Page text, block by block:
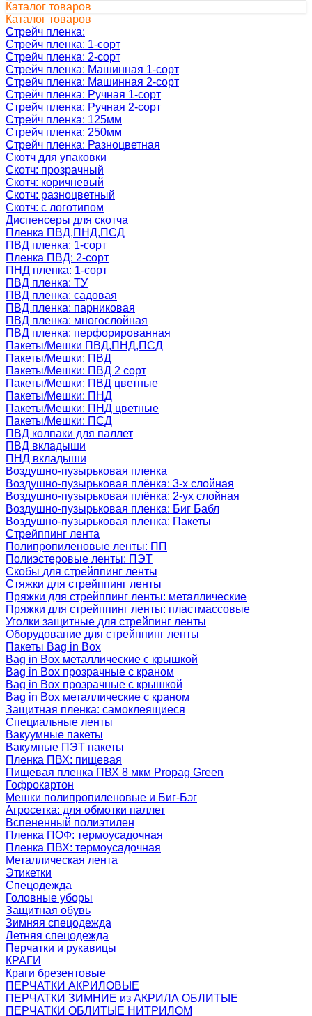
Каталог товаров
Каталог товаров
Стрейч пленка:
Стрейч пленка: 1-сорт
Стрейч пленка: 2-сорт
Стрейч пленка: Машинная 1-сорт
Стрейч пленка: Машинная 2-сорт
Стрейч пленка: Ручная 1-сорт
Стрейч пленка: Ручная 2-сорт
Стрейч пленка: 125мм
Стрейч пленка: 250мм
Стрейч пленка: Разноцветная
Скотч для упаковки
Скотч: прозрачный
Скотч: коричневый
Скотч: разноцветный
Скотч: с логотипом
Диспенсеры для скотча
Пленка ПВД,ПНД,ПСД
ПВД пленка: 1-сорт
Пленка ПВД: 2-сорт
ПНД пленка: 1-сорт
ПВД пленка: ТУ
ПВД пленка: садовая
ПВД пленка: парниковая
ПВД пленка: многослойная
ПВД пленка: перфорированная
Пакеты/Мешки ПВД,ПНД,ПСД
Пакеты/Мешки: ПВД
Пакеты/Мешки: ПВД 2 сорт
Пакеты/Мешки: ПВД цветные
Пакеты/Мешки: ПНД
Пакеты/Мешки: ПНД цветные
Пакеты/Мешки: ПСД
ПВД колпаки для паллет
ПВД вкладыши
ПНД вкладыши
Воздушно-пузырьковая пленка
Воздушно-пузырьковая плёнка: 3-х слойная
Воздушно-пузырьковая плёнка: 2-ух слойная
Воздушно-пузырьковая пленка: Биг Бабл
Воздушно-пузырьковая пленка: Пакеты
Стрейппинг лента
Полипропиленовые ленты: ПП
Полиэстеровые ленты: ПЭТ
Скобы для стрейппинг ленты
Стяжки для стрейппинг ленты
Пряжки для стрейппинг ленты: металлические
Пряжки для стрейппинг ленты: пластмассовые
Уголки защитные для стрейпинг ленты
Оборудование для стрейппинг ленты
Пакеты Bag in Box
Bag in Box металлические с крышкой
Bag in Box прозрачные с краном
Bag in Box прозрачные с крышкой
Bag in Box металлические с краном
Защитная пленка: самоклеящиеся
Специальные ленты
Вакуумные пакеты
Вакумные ПЭТ пакеты
Пленка ПВХ: пищевая
Пищевая пленка ПВХ 8 мкм Propag Green
Гофрокартон
Мешки полипропиленовые и Биг-Бэг
Агросетка: для обмотки паллет
Вспененный полиэтилен
Пленка ПОФ: термоусадочная
Пленка ПВХ: термоусадочная
Металлическая лента
Этикетки
Спецодежда
Головные уборы
Защитная обувь
Зимняя спецодежда
Летняя спецодежда
Перчатки и рукавицы
КРАГИ
Краги брезентовые
ПЕРЧАТКИ АКРИЛОВЫЕ
ПЕРЧАТКИ ЗИМНИЕ из АКРИЛА ОБЛИТЫЕ
ПЕРЧАТКИ ОБЛИТЫЕ НИТРИЛОМ